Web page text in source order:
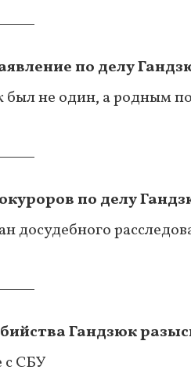
по делу
был не один, а родным
по делу
досудебного
Гандзюк
с СБУ